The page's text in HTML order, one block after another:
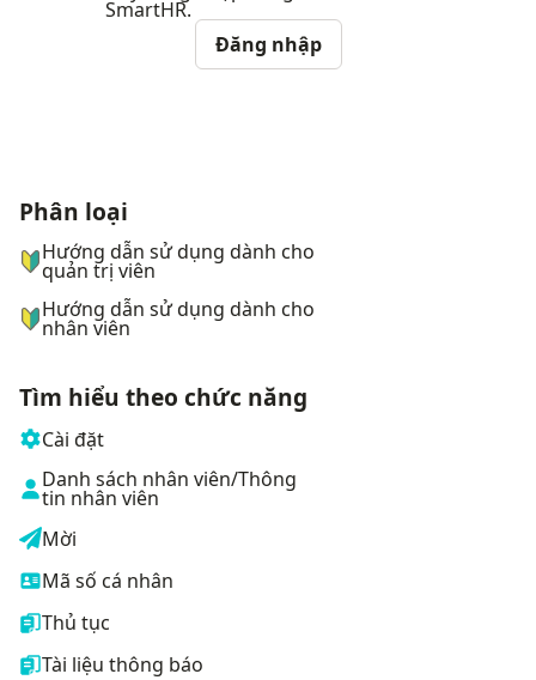
SmartHR.
Đăng nhập
ナビゲーションメニュー
Phân loại
Hướng dẫn sử dụng dành cho
quản trị viên
Hướng dẫn sử dụng dành cho
nhân viên
Tìm hiểu theo chức năng
Cài đặt
Danh sách nhân viên/Thông
tin nhân viên
Mời
Mã số cá nhân
Thủ tục
Tài liệu thông báo